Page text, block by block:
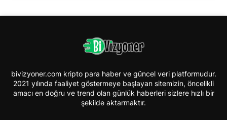
bivizyoner.com kripto para haber ve güncel veri platformudur.
2021 yılında faaliyet göstermeye başlayan sitemizin, öncelikli
amacı en doğru ve trend olan günlük haberleri sizlere hızlı bir
şekilde aktarmaktır.